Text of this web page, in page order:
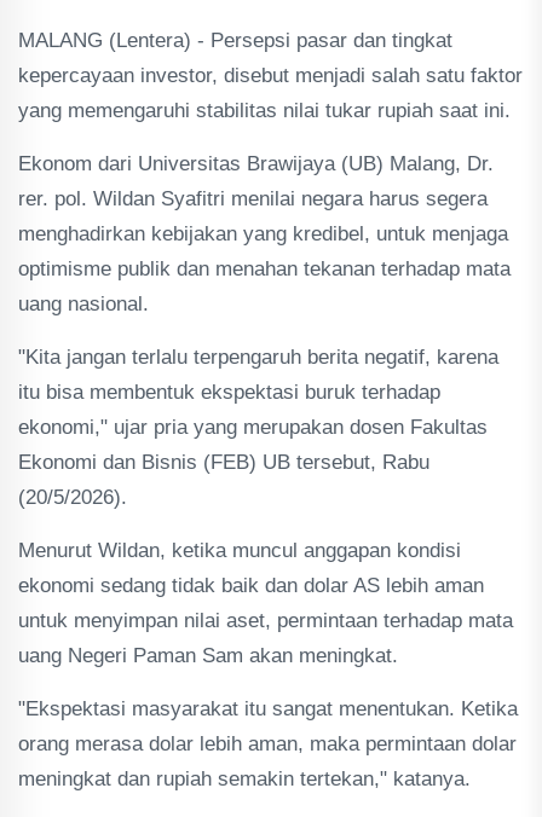
MALANG (Lentera) - Persepsi pasar dan tingkat
kepercayaan investor, disebut menjadi salah satu faktor
yang memengaruhi stabilitas nilai tukar rupiah saat ini.
Ekonom dari Universitas Brawijaya (UB) Malang, Dr.
rer. pol. Wildan Syafitri menilai negara harus segera
menghadirkan kebijakan yang kredibel, untuk menjaga
optimisme publik dan menahan tekanan terhadap mata
uang nasional.
"Kita jangan terlalu terpengaruh berita negatif, karena
itu bisa membentuk ekspektasi buruk terhadap
ekonomi," ujar pria yang merupakan dosen Fakultas
Ekonomi dan Bisnis (FEB) UB tersebut, Rabu
(20/5/2026).
Menurut Wildan, ketika muncul anggapan kondisi
ekonomi sedang tidak baik dan dolar AS lebih aman
untuk menyimpan nilai aset, permintaan terhadap mata
uang Negeri Paman Sam akan meningkat.
"Ekspektasi masyarakat itu sangat menentukan. Ketika
orang merasa dolar lebih aman, maka permintaan dolar
meningkat dan rupiah semakin tertekan," katanya.